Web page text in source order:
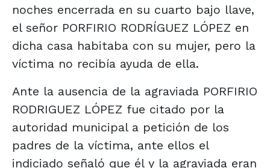
noches encerrada en su cuarto bajo llave,
el señor PORFIRIO RODRÍGUEZ LÓPEZ en
dicha casa habitaba con su mujer, pero la
víctima no recibía ayuda de ella.
Ante la ausencia de la agraviada PORFIRIO
RODRIGUEZ LÓPEZ fue citado por la
autoridad municipal a petición de los
padres de la víctima, ante ellos el
indiciado señaló que él y la agraviada eran